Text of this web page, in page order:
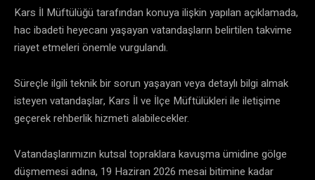
​Kars İl Müftülüğü tarafından konuya ilişkin yapılan açıklamada,
hac ibadeti heyecanı yaşayan vatandaşların belirtilen takvime
riayet etmeleri önemle vurgulandı.
​Süreçle ilgili teknik bir sorun yaşayan veya detaylı bilgi almak
isteyen vatandaşlar, Kars İl ve İlçe Müftülükleri ile iletişime
geçerek rehberlik hizmeti alabilecekler.
​Vatandaşlarımızın kutsal topraklara kavuşma ümidine gölge
düşmemesi adına, 19 Haziran 2026 mesai bitimine kadar